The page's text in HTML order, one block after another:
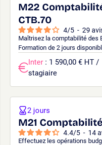
M22
CTB.70
4/5 - 29
Maîtrisez la comptabilité des
Formation de 2 jours
Inter : 1 590,00 € HT /
stagiaire
M21
4.4/5 - 14
Effectuez les opérations
2 jours